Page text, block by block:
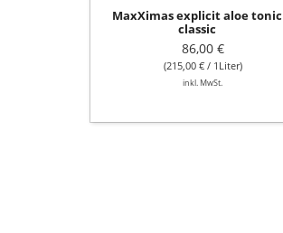
MaxXimas explicit aloe tonic
classic
86,00 €
(215,00 € / 1Liter)
inkl. MwSt.